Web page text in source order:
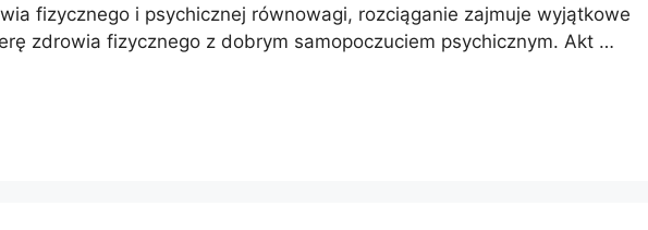
fizycznego i psychicznej równowagi, rozciąganie zajmuje wyjątkowe
zdrowia fizycznego z dobrym samopoczuciem psychicznym. Akt …